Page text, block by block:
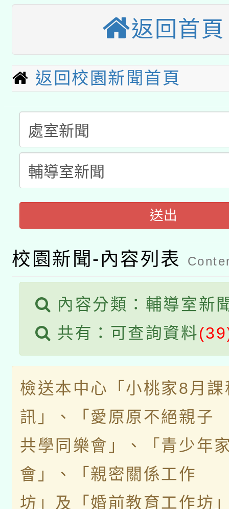
接種對象擴大為「滿6
月28日止
業技術研究院辦理「
用水績優單位及節水達
動」
115年8月22日(星期六
桃園市孔廟祈福系列
開 智慧啟航」
2026年桃園地景藝術
「2026桃園藝術巡演
關事宜
轉知教育部國民及學前
國立臺灣師範大學辦理
年度健康促進學校輔導
業成長研習」實施計畫
函轉國家教育研究院中
原住民族教育政策研討
族教育國際趨勢與發展
轉知教育部國民及學前
新北市政府教育局辦理
師專業成長研習實施計
方素養工作坊新北場」
函轉國立臺灣師範大學
族語言臺北學習中心
「族語學習班」招生簡
轉知有關國立成功大學
文教學共融平台-教案
件」活動簡章
教育部國民及學前教
年度COVID-19疫苗接
接種之民眾」措施，延
月28日止
返回首頁
返回校園新聞首頁
送出
校園新聞-內容列表
內容分類：輔導室新
共有：可查詢資料
檢送本中心「小桃家8月課
訊」、「愛原原不絕親子
共學同樂會」、「青少年
會」、「親密關係工作
坊」及「婚前教育工作坊